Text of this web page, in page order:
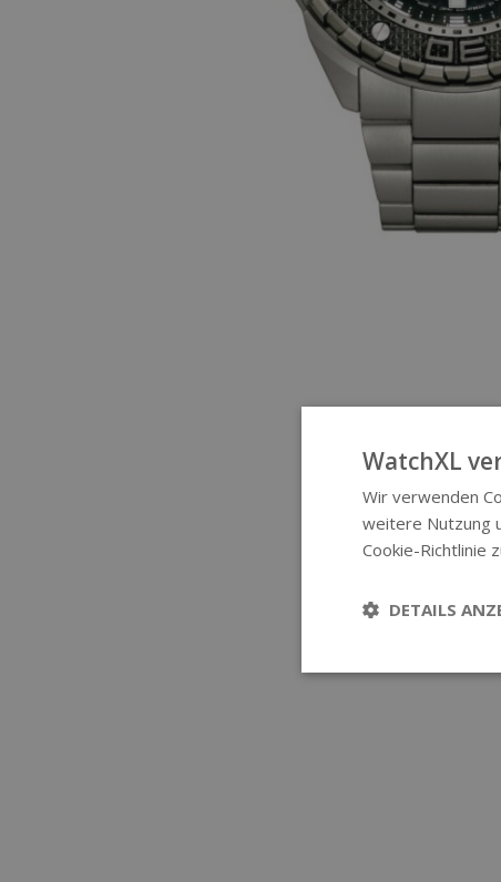
WatchXL
Wir verwenden
weitere Nutzung
Cookie-Richtlinie
DETAILS